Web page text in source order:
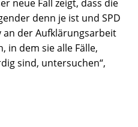
neue Fall zeigt, dass die
denn je ist und SPD
an der Aufklärungsarbeit
in dem sie alle Fälle,
sind, untersuchen“,